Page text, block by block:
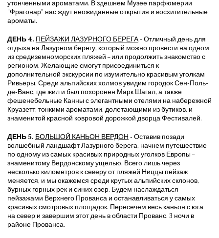
утонченными ароматами. В здешнем Музее парфюмерии
"Фрагонар" нас ждут неожиданные открытия и восхитительные
ароматы.
ДЕНЬ 4. ПЕЙЗАЖИ ЛАЗУРНОГО БЕРЕГА- Отличный день для
отдыха на Лазурном берегу, который можно провести на одном
из средиземноморских пляжей – или продолжить знакомство с
регионом. Желающие смогут присоединиться к
дополнительной экскурсии по изумительно красивым уголкам
Ривьеры. Среди альпийских холмов увидим городок Сен-Поль-
де-Ванс, где жил и был похоронен Марк Шагал, а также
фешенебельные Канны с элегантными отелями на набережной
Круазетт, тонкими ароматами, долетающими из бутиков, и
знаменитой красной ковровой дорожкой дворца Фестивалей.
ДЕНЬ 5. БОЛЬШОЙ КАНЬОН ВЕРДОН - Оставив позади
волшебный ландшафт Лазурного берега, начнем путешествие
по одному из самых красивых природных уголков Европы –
знаменитому Вердонскому ущелью. Всего лишь через
несколько километров к северу от пляжей Ниццы пейзаж
меняется, и мы окажемся среди крутых альпийских склонов,
бурных горных рек и синих озер. Будем наслаждаться
пейзажами Верхнего Прованса и останавливаться у самых
красивых смотровых площадок. Пересечем весь каньон с юга
на север и завершим этот день в области Прованс. 3 ночи в
районе Прованса.